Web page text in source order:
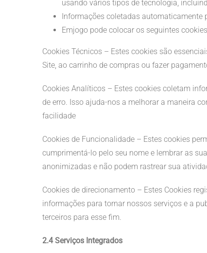
usando vários tipos de tecnologia,
Informações coletadas automaticamente
Emjogo pode colocar os seguintes
Cookies Técnicos – Estes cookies são
Site, ao carrinho de compras ou fazer
Cookies Analíticos – Estes cookies coletam
de erro. Isso ajuda-nos a melhorar a maneira
facilidade
Cookies de Funcionalidade – Estes cookies
cumprimentá-lo pelo seu nome e lembrar as
anonimizadas e não podem rastrear sua
Cookies de direcionamento – Estes Cookies
informações para tornar nossos serviços e a
terceiros para esse fim.
2.4 Serviços Integrados